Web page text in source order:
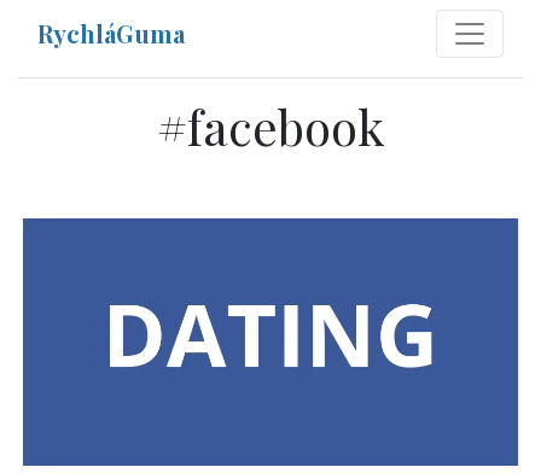
RychláGuma
#facebook